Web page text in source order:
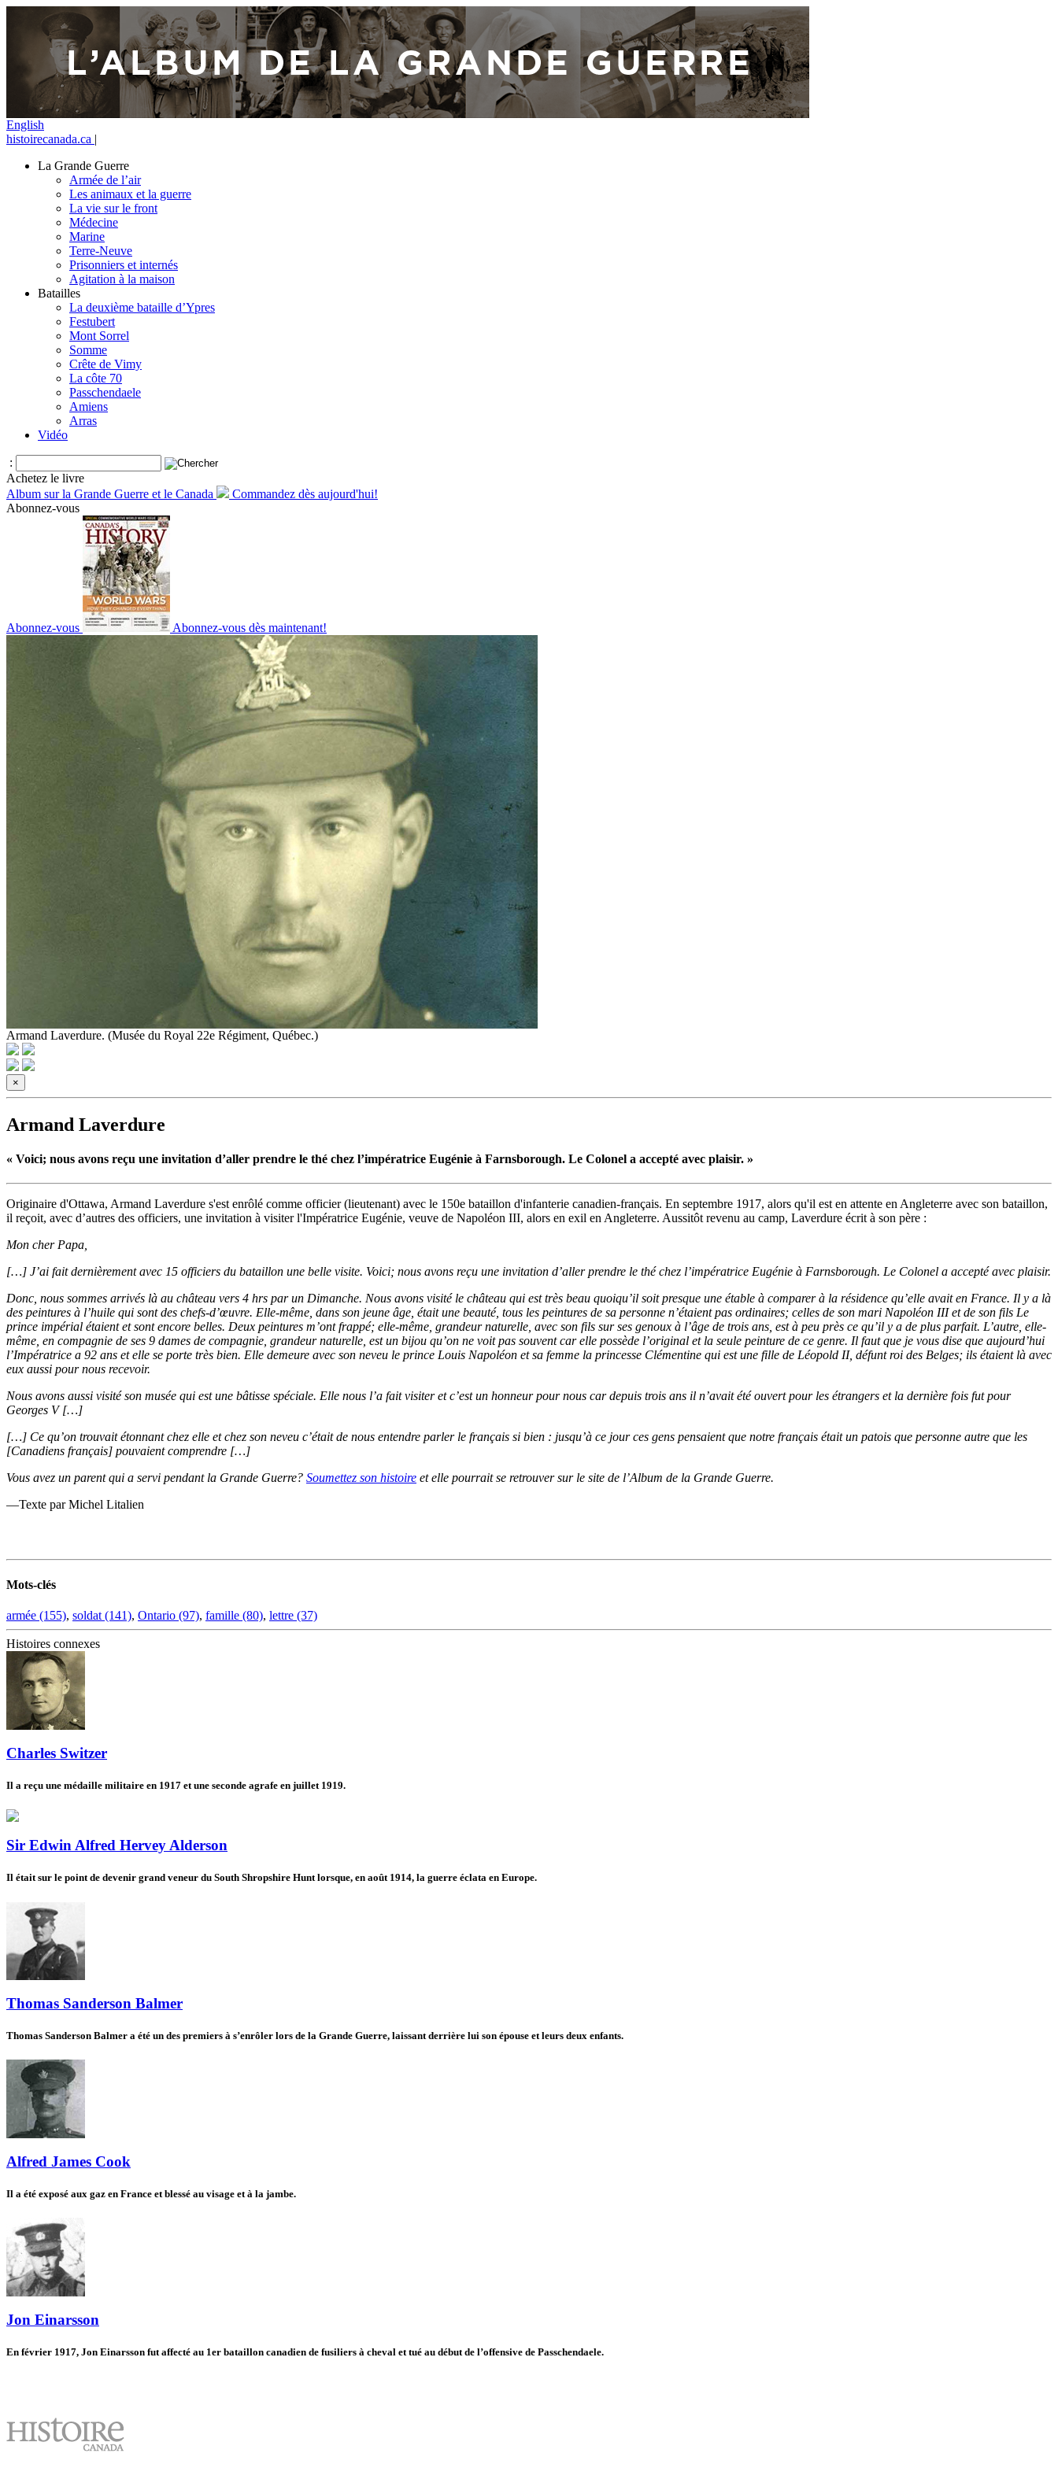
English
histoirecanada.ca |
La Grande Guerre
Armée de l’air
Les animaux et la guerre
La vie sur le front
Médecine
Marine
Terre-Neuve
Prisonniers et internés
Agitation à la maison
Batailles
La deuxième bataille d’Ypres
Festubert
Mont Sorrel
Somme
Crête de Vimy
La côte 70
Passchendaele
Amiens
Arras
Vidéo
:
Achetez le livre
Album sur la Grande Guerre et le Canada
Commandez dès aujourd'hui!
Abonnez-vous
Abonnez-vous Abonnez-vous dès maintenant!
Armand Laverdure. (Musée du Royal 22e Régiment, Québec.)
×
Armand Laverdure
« Voici; nous avons reçu une invitation d’aller prendre le thé chez l’impératrice Eugénie à Farnsborough. Le Colonel a accepté avec plaisir. »
Originaire d'Ottawa, Armand Laverdure s'est enrôlé comme officier (lieutenant) avec le 150e bataillon d'infanterie canadien-français. En septembre 1917, alors qu'il est en attente en Angleterre avec son bataillon,
il reçoit, avec d’autres des officiers, une invitation à visiter l'Impératrice Eugénie, veuve de Napoléon III, alors en exil en Angleterre. Aussitôt revenu au camp, Laverdure écrit à son père :
Mon cher Papa,
[…] J’ai fait dernièrement avec 15 officiers du bataillon une belle visite. Voici; nous avons reçu une invitation d’aller prendre le thé chez l’impératrice Eugénie à Farnsborough. Le Colonel a accepté avec plaisir.
Donc, nous sommes arrivés là au château vers 4 hrs par un Dimanche. Nous avons visité le château qui est très beau quoiqu’il soit presque une étable à comparer à la résidence qu’elle avait en France. Il y a là
des peintures à l’huile qui sont des chefs-d’œuvre. Elle-même, dans son jeune âge, était une beauté, tous les peintures de sa personne n’étaient pas ordinaires; celles de son mari Napoléon III et de son fils Le
prince impérial étaient et sont encore belles. Deux peintures m’ont frappé; elle-même, grandeur naturelle, avec son fils sur ses genoux à l’âge de trois ans, est à peu près ce qu’il y a de plus parfait. L’autre, elle-
même, en compagnie de ses 9 dames de compagnie, grandeur naturelle, est un bijou qu’on ne voit pas souvent car elle possède l’original et la seule peinture de ce genre. Il faut que je vous dise que aujourd’hui
l’Impératrice a 92 ans et elle se porte très bien. Elle demeure avec son neveu le prince Louis Napoléon et sa femme la princesse Clémentine qui est une fille de Léopold II, défunt roi des Belges; ils étaient là avec
eux aussi pour nous recevoir.
Nous avons aussi visité son musée qui est une bâtisse spéciale. Elle nous l’a fait visiter et c’est un honneur pour nous car depuis trois ans il n’avait été ouvert pour les étrangers et la dernière fois fut pour
Georges V […]
[…] Ce qu’on trouvait étonnant chez elle et chez son neveu c’était de nous entendre parler le français si bien : jusqu’à ce jour ces gens pensaient que notre français était un patois que personne autre que les
[Canadiens français] pouvaient comprendre […]
Vous avez un parent qui a servi pendant la Grande Guerre? Soumettez son histoire et elle pourrait se retrouver sur le site de l’Album de la Grande Guerre.
—Texte par Michel Litalien
Mots-clés
armée (155), soldat (141), Ontario (97), famille (80), lettre (37)
Histoires connexes
Charles Switzer
Il a reçu une médaille militaire en 1917 et une seconde agrafe en juillet 1919.
Sir Edwin Alfred Hervey Alderson
Il était sur le point de devenir grand veneur du South Shropshire Hunt lorsque, en août 1914, la guerre éclata en Europe.
Thomas Sanderson Balmer
Thomas Sanderson Balmer a été un des premiers à s’enrôler lors de la Grande Guerre, laissant derrière lui son épouse et leurs deux enfants.
Alfred James Cook
Il a été exposé aux gaz en France et blessé au visage et à la jambe.
Jon Einarsson
En février 1917, Jon Einarsson fut affecté au 1er bataillon canadien de fusiliers à cheval et tué au début de l’offensive de Passchendaele.